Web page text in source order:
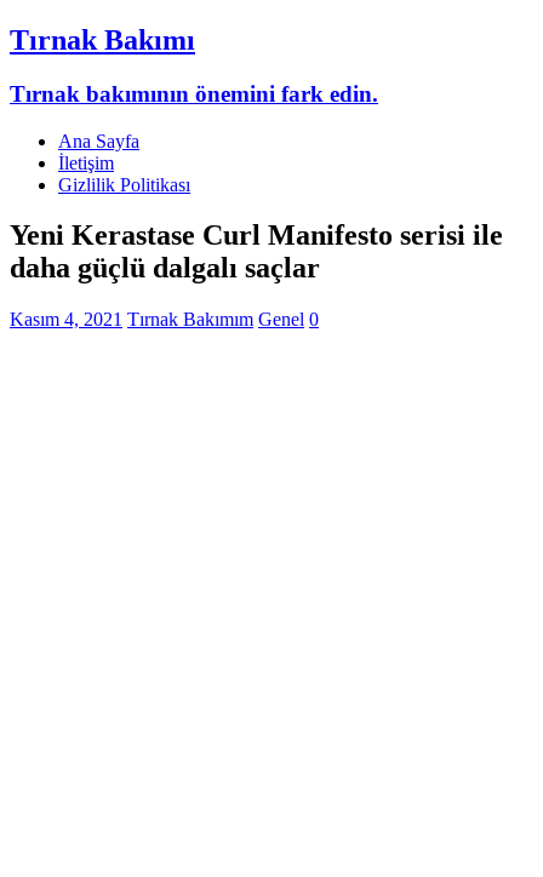
Tırnak Bakımı
Tırnak bakımının önemini fark edin.
Ana Sayfa
İletişim
Gizlilik Politikası
Yeni Kerastase Curl Manifesto serisi ile
daha güçlü dalgalı saçlar
Kasım 4, 2021 Tırnak Bakımım Genel 0